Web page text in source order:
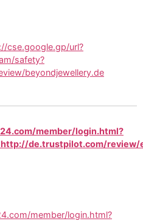
cse.google.gp/url?
safety?
beyondjewellery.de
member/login.html?
de.trustpilot.com/review/
member/login.html?